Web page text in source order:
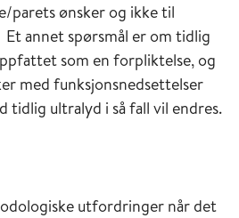
parets ønsker og ikke til
annet spørsmål er om tidlig
som en forpliktelse, og
med funksjonsnedsettelser
tidlig ultralyd i så fall vil endres.
utfordringer når det